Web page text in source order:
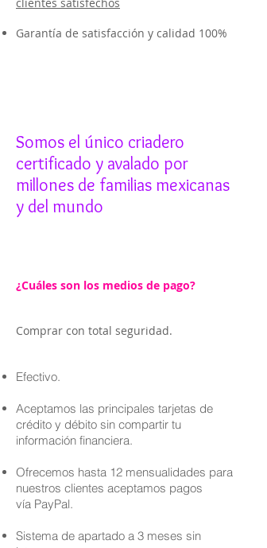
Garantía de satisfacción y calidad 100%
Somos el único criadero
certificado y avalado por
millones de familias mexicanas
y del mundo
¿Cuáles son los medios de pago?
Comprar con total seguridad.
Efectivo.
Aceptamos las principales tarjetas de
crédito y débito sin compartir tu
información financiera.
Ofrecemos hasta 12 mensualidades para
nuestros clientes aceptamos pagos
vía PayPal.
Sistema de apartado a 3 meses sin